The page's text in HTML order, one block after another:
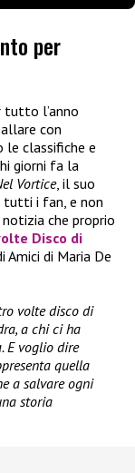
per
tutto l’anno
con
le classifiche e
giorni fa la
Vortice, il suo
tutti i fan, e non
che proprio
Disco di
Amici di Maria De
volte disco di
a chi ci ha
E voglio dire
quella
a salvare ogni
storia